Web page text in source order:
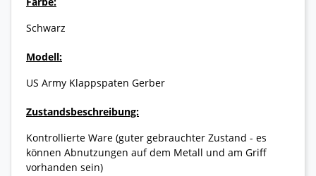
Schwarz
Modell:
US Army Klappspaten Gerber
Zustandsbeschreibung:
Kontrollierte Ware (guter gebrauchter Zustand - es
können Abnutzungen auf dem Metall und am Griff
vorhanden sein)